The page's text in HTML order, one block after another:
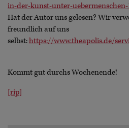
in-der-kunst-unter-uebermenschen-
Hat der Autor uns gelesen? Wir
freundlich auf uns
selbst:https://www.theapolis.de/
Kommt gut durchs Wochenende!
[rip]